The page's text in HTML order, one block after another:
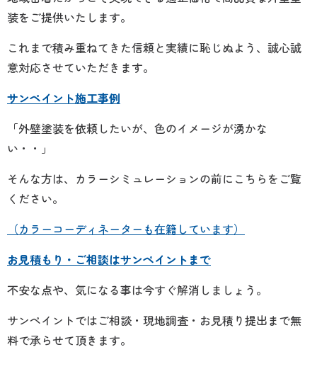
装をご提供いたします。
これまで積み重ねてきた信頼と実績に恥じぬよう、誠心誠
意対応させていただきます。
サンペイント施工事例
「外壁塗装を依頼したいが、色のイメージが湧かな
い・・」
そんな方は、カラーシミュレーションの前にこちらをご覧
ください。
（カラーコーディネーターも在籍しています）
お見積もり・ご相談はサンペイントまで
不安な点や、気になる事は今すぐ解消しましょう。
サンペイントではご相談・現地調査・お見積り提出まで無
料で承らせて頂きます。